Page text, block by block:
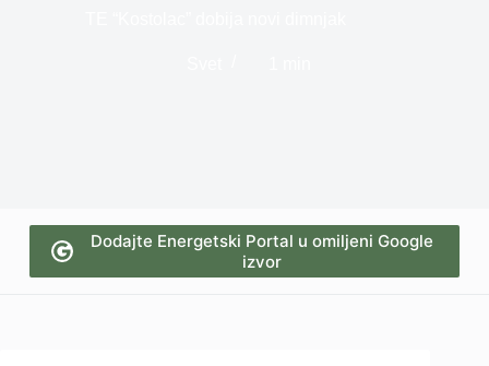
Dodajte Energetski Portal u omiljeni Google
izvor